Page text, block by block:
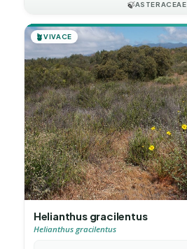
🍃ASTERACEAE
🪴VIVACE
Helianthus gracilentus
Helianthus gracilentus